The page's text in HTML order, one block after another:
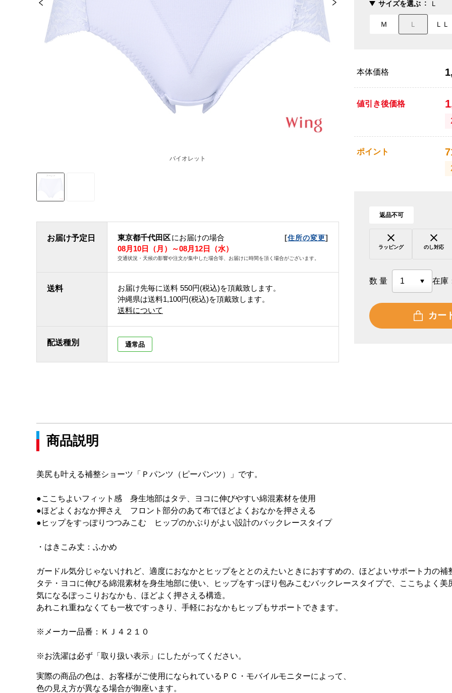
バイオレット
お届け予定日 東京都千代田区にお届けの場合 [住所の変更]
08月10日（月）～08月12日（水）
交通状況・天候の影響や注文が集中した場合等、お届けに時間を頂く場合がございます。
送料 お届け先毎に送料 550円(税込)を頂戴致します。
沖縄県は送料1,100円(税込)を頂戴致します。
送料について
配送種別 通常品
サイズを選ぶ Ｌ
Ｍ Ｌ ＬＬ
本体価格
値引き後価格
ポイント
返品不可
ラッピング のし対応
数量 在庫
カー
商品説明
美尻も叶える補整ショーツ「Ｐパンツ（ピーパンツ）」です。
●ここちよいフィット感 身生地部はタテ、ヨコに伸びやすい綿混素材を使用
●ほどよくおなか押さえ フロント部分のあて布でほどよくおなかを押さえる
●ヒップをすっぽりつつみこむ ヒップのかぶりがよい設計のバックレースタイプ
・はきこみ丈：ふかめ
ガードル気分じゃないけれど、適度におなかとヒップをととのえたいときにおすすめの、ほどよいサポート力の補
タテ・ヨコに伸びる綿混素材を身生地部に使い、ヒップをすっぽり包みこむバックレースタイプで、ここちよく美
気になるぽっこりおなかも、ほどよく押さえる構造。
あれこれ重ねなくても一枚ですっきり、手軽におなかもヒップもサポートできます。
※メーカー品番：ＫＪ４２１０
※お洗濯は必ず「取り扱い表示」にしたがってください。
実際の商品の色は、お客様がご使用になられているＰＣ・モバイルモニターによって、
色の見え方が異なる場合が御座います。